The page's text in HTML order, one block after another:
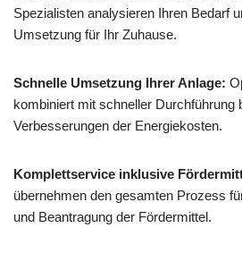
Spezialisten analysieren Ihren Bedarf
Umsetzung für Ihr Zuhause.
Schnelle Umsetzung Ihrer Anlage:
kombiniert mit schneller Durchführung
Verbesserungen der Energiekosten.
Komplettservice inklusive
übernehmen den gesamten Prozess
und Beantragung der Fördermittel.